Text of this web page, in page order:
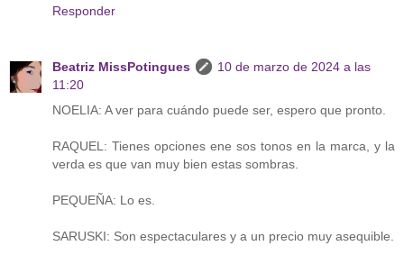
Responder
Beatriz MissPotingues
10 de marzo de 2024 a las
11:20
NOELIA: A ver para cuándo puede ser, espero que pronto.
RAQUEL: Tienes opciones ene sos tonos en la marca, y la
verda es que van muy bien estas sombras.
PEQUEÑA: Lo es.
SARUSKI: Son espectaculares y a un precio muy asequible.